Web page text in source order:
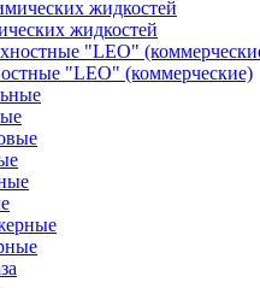
жидкостей
"LEO" (коммерческие)